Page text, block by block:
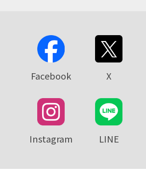
Facebook X
Instagram LINE